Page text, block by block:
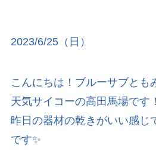
2023/6/25（日）
こんにちは！ブルーサブとも
天気サイコーの高田馬場です
昨日の器材の乾きがいい感じ
です✨